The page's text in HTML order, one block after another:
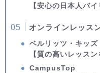
【安心の日本人バイ
オンラインレッス
ベルリッツ・キッズ
【質の高いレッス
CampusTop